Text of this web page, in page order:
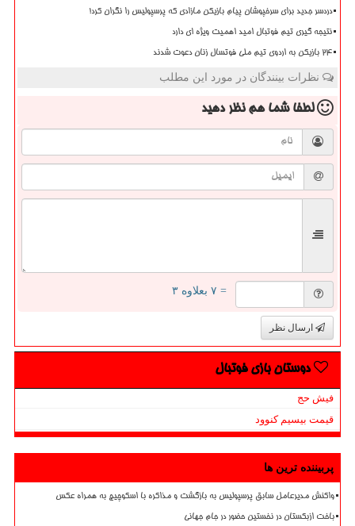
دردسر جدید برای سرخپوشان پیام بازیکن مازادی که پرسپولیس را نگران کرد!
نتیجه گیری تیم فوتبال امید اهمیت ویژه ای دارد
۲۴ بازیکن به اردوی تیم ملی فوتسال زنان دعوت شدند
نظرات بینندگان در مورد این مطلب
لطفا شما همنظر دهید
= ۷ بعلاوه ۳
ارسال نظر
دوستان بازی فوتبال
فیش حج
قیمت بیسیم کنوود
پربیننده ترین ها
واکنش مدیرعامل سابق پرسپولیس به بازگشت و مذاکره با اسکوچیچ به همراه عکس
باخت ازبکستان در نخستین حضور در جام جهانی